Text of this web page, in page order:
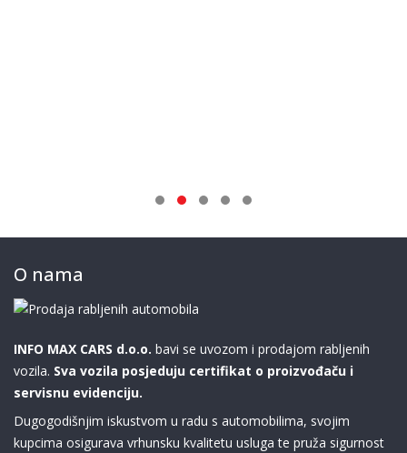
O nama
INFO MAX CARS d.o.o. bavi se uvozom i prodajom rabljenih
vozila. Sva vozila posjeduju certifikat o proizvođaču i
servisnu evidenciju.
Dugogodišnjim iskustvom u radu s automobilima, svojim
kupcima osigurava vrhunsku kvalitetu usluga te pruža sigurnost